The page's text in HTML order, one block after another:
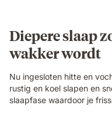
Diepere slaap
wakker wordt
Nu ingesloten hitte en
rustig en koel slapen en
slaapfase waardoor je